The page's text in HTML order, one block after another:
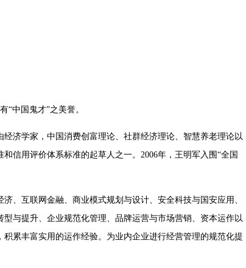
“中国鬼才”之美誉。
济学家，中国消费创富理论、社群经济理论、智慧养老理论以
信用评价体系标准的起草人之一。 2006年，王明军入围“全国
、互联网金融、商业模式规划与设计、安全科技与国安应用、
与提升、企业规范化管理、品牌运营与市场营销、资本运作以
累丰富实用的运作经验。为业内企业进行经营管理的规范化提